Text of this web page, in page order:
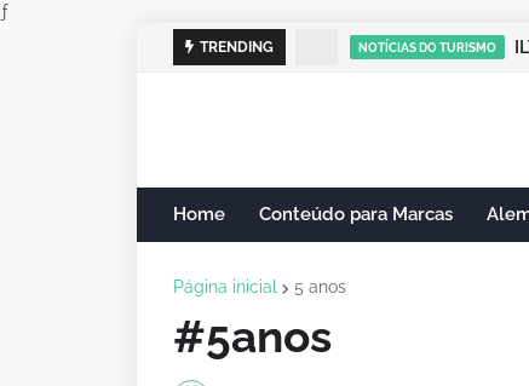
ƒ
TRENDING NOTÍCIAS DO TURISMO
Home Conteúdo para Marcas
Página inicial 5 anos
#5anos